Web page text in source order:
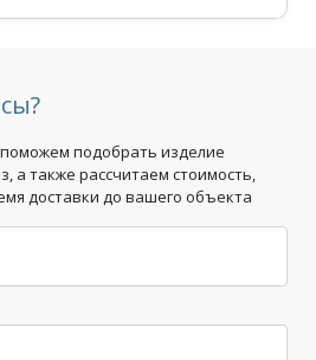
подобрать изделие
а также рассчитаем стоимость,
доставки до вашего объекта